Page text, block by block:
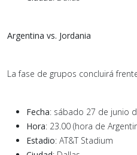
Argentina vs. Jordania
La fase de grupos concluirá
Fecha: sábado 27 de junio
Hora: 23.00 (hora de
Estadio: AT&T Stadium